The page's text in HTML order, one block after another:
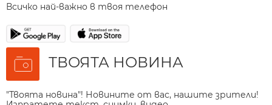
Всичко най-важно в твоя телефон
ТВОЯТА НОВИНА
"Твоята новина"! Новините от вас, нашите зрители!